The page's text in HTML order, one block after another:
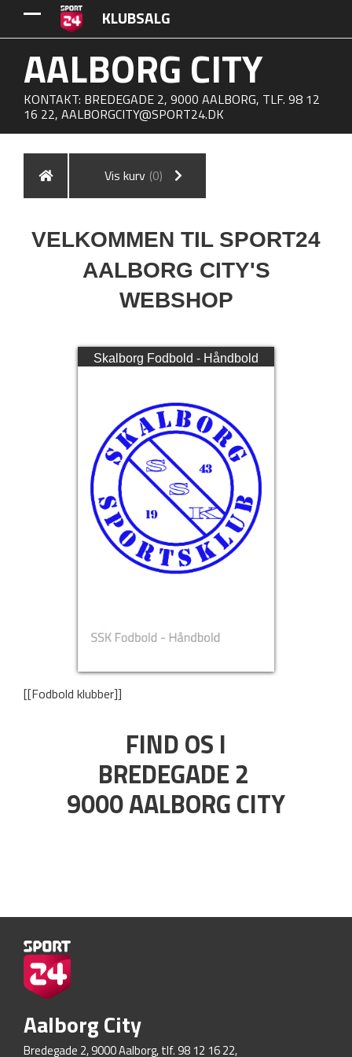
KLUBSALG
AALBORG CITY
KONTAKT: BREDEGADE 2, 9000 AALBORG, TLF. 98 12
16 22, AALBORGCITY@SPORT24.DK
Vis kurv (0)
VELKOMMEN TIL SPORT24
AALBORG CITY'S
WEBSHOP
Skalborg Fodbold - Håndbold
[[Fodbold klubber]]
FIND OS I
BREDEGADE 2
9000 AALBORG CITY
Aalborg City
Bredegade 2, 9000 Aalborg, tlf. 98 12 16 22,